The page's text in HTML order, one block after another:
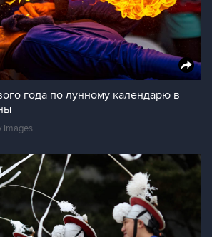
года по лунному календарю в
Images